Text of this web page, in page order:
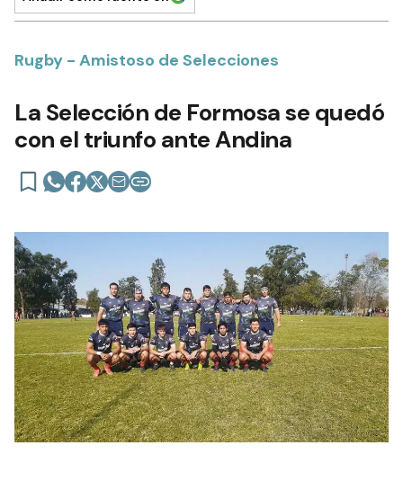
Rugby - Amistoso de Selecciones
La Selección de Formosa se quedó
con el triunfo ante Andina